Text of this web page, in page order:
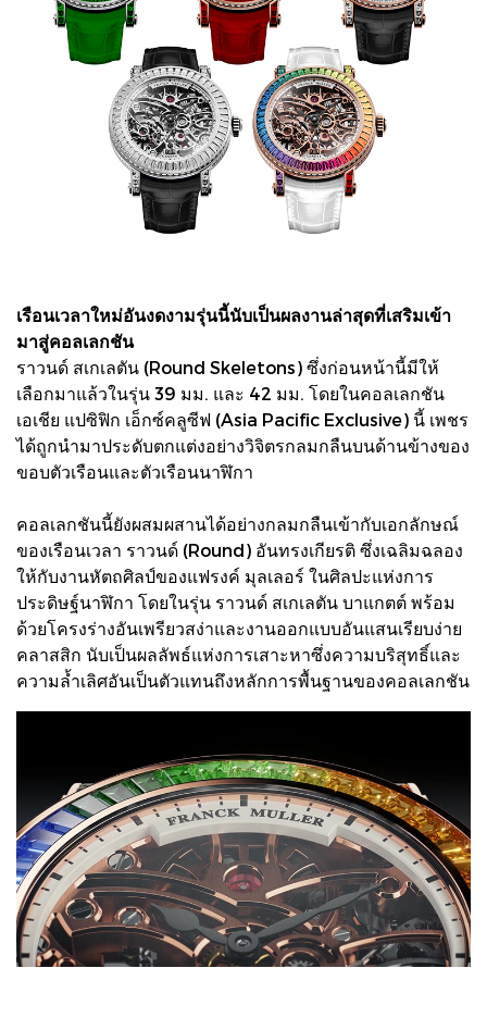
เรือนเวลาใหม่อันงดงามรุ่นนี้นับเป็นผลงานล่าสุดที่เสริมเข้า
มาสู่คอลเลกชัน
ราวนด์ สเกเลตัน (Round Skeletons) ซึ่งก่อนหน้านี้มีให้
เลือกมาแล้วในรุ่น 39 มม. และ 42 มม. โดยในคอลเลกชัน
เอเชีย แปซิฟิก เอ็กซ์คลูซีฟ (Asia Pacific Exclusive) นี้ เพชร
ได้ถูกนำมาประดับตกแต่งอย่างวิจิตรกลมกลืนบนด้านข้างของ
ขอบตัวเรือนและตัวเรือนนาฬิกา
คอลเลกชันนี้ยังผสมผสานได้อย่างกลมกลืนเข้ากับเอกลักษณ์
ของเรือนเวลา ราวนด์ (Round) อันทรงเกียรติ ซึ่งเฉลิมฉลอง
ให้กับงานหัตถศิลป์ของแฟรงค์ มุลเลอร์ ในศิลปะแห่งการ
ประดิษฐ์นาฬิกา โดยในรุ่น ราวนด์ สเกเลตัน บาแกตต์ พร้อม
ด้วยโครงร่างอันเพรียวสง่าและงานออกแบบอันแสนเรียบง่าย
คลาสสิก นับเป็นผลลัพธ์แห่งการเสาะหาซึ่งความบริสุทธิ์และ
ความล้ำเลิศอันเป็นตัวแทนถึงหลักการพื้นฐานของคอลเลกชัน